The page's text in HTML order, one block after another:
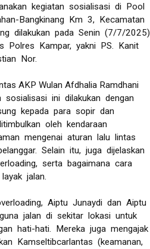
kegiatan sosialisasi di Pool
Bangkinang Km 3, Kecamatan
dilakukan pada Senin (7/7/2025)
Polres Kampar, yakni PS. Kanit
Nor.
AKP Wulan Afdhalia Ramdhani
sosialisasi ini dilakukan dengan
kepada para sopir dan
oleh kendaraan
mengenai aturan lalu lintas
Selain itu, juga dijelaskan
serta bagaimana cara
jalan.
Aiptu Junaydi dan Aiptu
jalan di sekitar lokasi untuk
hati-hati. Mereka juga mengajak
Kamseltibcarlantas (keamanan,